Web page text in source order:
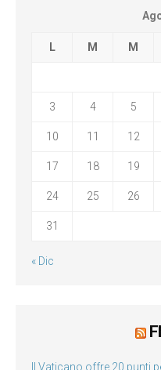
L M M
3 4 5
10 11 12
17 18 19
24 25 26
31
« Dic
Il Vaticano offre 20 punti